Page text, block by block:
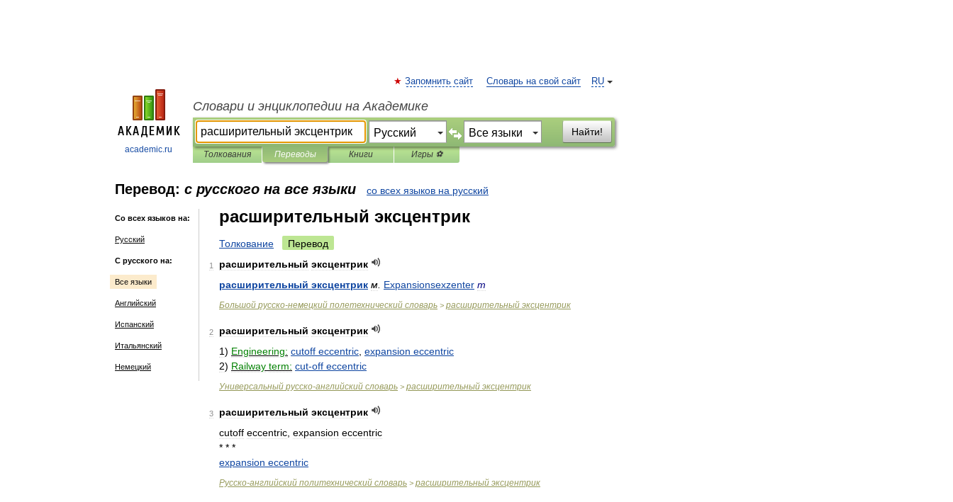
academic.ru
RU
Запомнить сайт Словарь на свой сайт
Словари и энциклопедии на Академике
Найти!
Толкования Переводы Книги Игры ⚽
Перевод: с русского на все языки со всех языков на русский
Со всех языков на:
Русский
С русского на:
Все языки
Английский
Испанский
Итальянский
Немецкий
расширительный эксцентрик
Толкование Перевод
1 расширительный эксцентрик
расширительный эксцентрик м Expansionsexzenter m
Большой русско-немецкий полетехнический словарь > расширительный эксцентрик
2 расширительный эксцентрик
1) Engineering: cutoff eccentric expansion eccentric
2) Railway term: cut-off eccentric
Универсальный русско-английский словарь > расширительный эксцентрик
3 расширительный эксцентрик
cutoff eccentric expansion eccentric
* * *
expansion eccentric
Русско-английский политехнический словарь > расширительный эксцентрик